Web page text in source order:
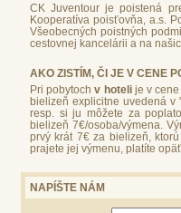
CK Juventour je poistená
Kooperatíva poisťovňa, a.s.
Všeobecných poistných
cestovnej kancelárii a na
AKO ZISTÍM, ČI JE V CENE
Pri pobytoch v hotelije v cene
bielizeň explicitne uvedená v
resp. si ju môžete za
bielizeň 7€/osoba/výmena.
prvý krát 7€ za bielizeň,
prajete jej výmenu, platíte opäť
NAPÍŠTE NÁM